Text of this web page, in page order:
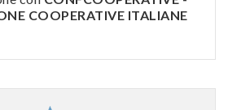
COOPERATIVE ITALIANE